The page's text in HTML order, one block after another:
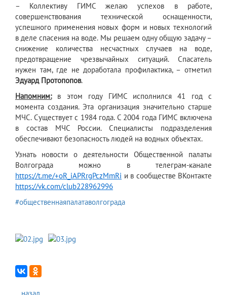
– Коллективу ГИМС желаю успехов в работе,
совершенствования технической оснащенности,
успешного применения новых форм и новых технологий
в деле спасения на воде. Мы решаем одну общую задачу –
снижение количества несчастных случаев на воде,
предотвращение чрезвычайных ситуаций. Спасатель
нужен там, где не доработала профилактика, – отметил
Эдуард Протопопов.
Напомним:в этом году ГИМС исполнился 41 год с
момента создания. Эта организация значительно старше
МЧС. Существует с 1984 года. С 2004 года ГИМС включена
в состав МЧС России. Специалисты подразделения
обеспечивают безопасность людей на водных объектах.
Узнать новости о деятельности Общественной палаты
Волгограда можно в телеграм-канале
https://t.me/+oR_iAPRrgPczMmRi и в сообществе ВКонтакте
https://vk.com/club228962996
#общественнаяпалатаволгограда